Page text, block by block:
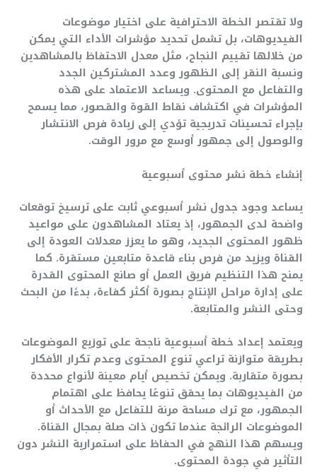
ولا تقتصر الخطة الاحترافية على اختيار موضوعات
الفيديوهات، بل تشمل تحديد مؤشرات الأداء التي يمكن
من خلالها تقييم النجاح، مثل معدل الاحتفاظ بالمشاهدين
ونسبة النقر إلى الظهور وعدد المشتركين الجدد
والتفاعل مع المحتوى. ويساعد الاعتماد على هذه
المؤشرات في اكتشاف نقاط القوة والقصور، مما يسمح
بإجراء تحسينات تدريجية تؤدي إلى زيادة فرص الانتشار
والوصول إلى جمهور أوسع مع مرور الوقت.
إنشاء خطة نشر محتوى أسبوعية
يساعد وجود جدول نشر أسبوعي ثابت على ترسيخ توقعات
واضحة لدى الجمهور، إذ يعتاد المشاهدون على مواعيد
ظهور المحتوى الجديد، وهو ما يعزز معدلات العودة إلى
القناة ويزيد من فرص بناء قاعدة متابعين مستقرة. كما
يمنح هذا التنظيم فريق العمل أو صانع المحتوى القدرة
على إدارة مراحل الإنتاج بصورة أكثر كفاءة، بدءًا من البحث
وحتى النشر والمتابعة.
ويعتمد إعداد خطة أسبوعية ناجحة على توزيع الموضوعات
بطريقة متوازنة تراعي تنوع المحتوى وعدم تكرار الأفكار
بصورة متقاربة. ويمكن تخصيص أيام معينة لأنواع محددة
من الفيديوهات بما يحقق تنوعًا يحافظ على اهتمام
الجمهور، مع ترك مساحة مرنة للتفاعل مع الأحداث أو
الموضوعات الرائجة عندما تكون ذات صلة بمجال القناة.
ويسهم هذا النهج في الحفاظ على استمرارية النشر دون
التأثير في جودة المحتوى.